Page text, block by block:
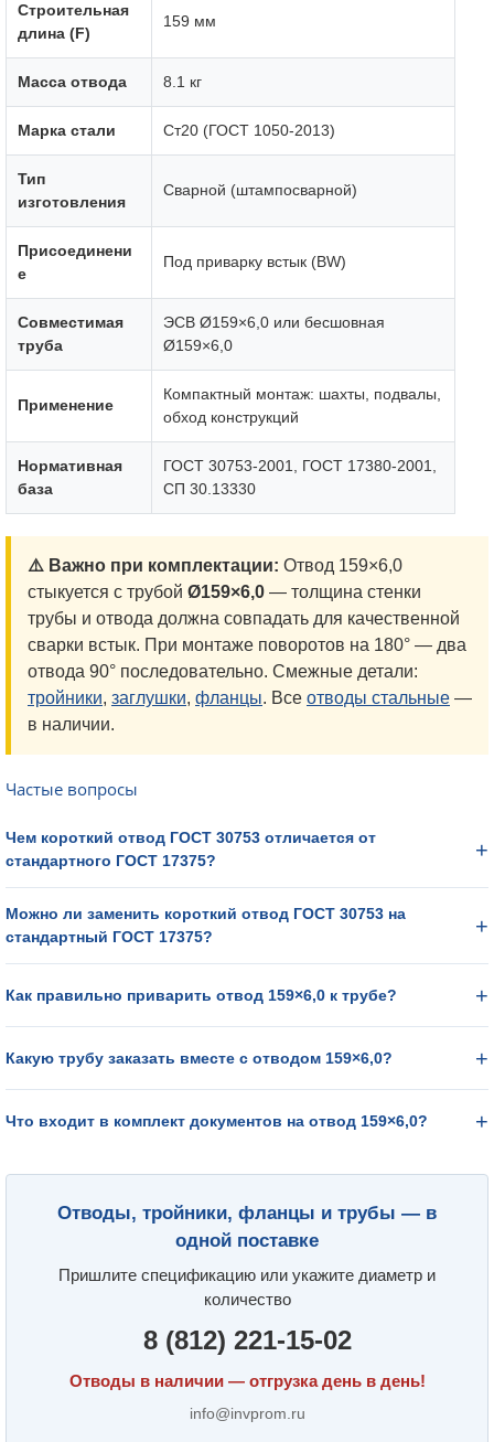
Строительная
длина (F)
159 мм
Масса отвода 8.1 кг
Марка стали Ст20 (ГОСТ 1050-2013)
Тип
изготовления
Сварной (штампосварной)
Присоединени
е
Под приварку встык (BW)
Совместимая
труба
ЭСВ Ø159×6,0 или бесшовная
Ø159×6,0
Применение
Компактный монтаж: шахты, подвалы,
обход конструкций
Нормативная
база
ГОСТ 30753-2001, ГОСТ 17380-2001,
СП 30.13330
⚠️ Важно при комплектации: Отвод 159×6,0
стыкуется с трубой Ø159×6,0 — толщина стенки
трубы и отвода должна совпадать для качественной
сварки встык. При монтаже поворотов на 180° — два
отвода 90° последовательно. Смежные детали:
тройники, заглушки, фланцы. Все отводы стальные —
в наличии.
Частые вопросы
Чем короткий отвод ГОСТ 30753 отличается от
стандартного ГОСТ 17375?
Можно ли заменить короткий отвод ГОСТ 30753 на
стандартный ГОСТ 17375?
Как правильно приварить отвод 159×6,0 к трубе?
Какую трубу заказать вместе с отводом 159×6,0?
Что входит в комплект документов на отвод 159×6,0?
Отводы, тройники, фланцы и трубы — в
одной поставке
Пришлите спецификацию или укажите диаметр и
количество
8 (812) 221-15-02
Отводы в наличии — отгрузка день в день!
info@invprom.ru